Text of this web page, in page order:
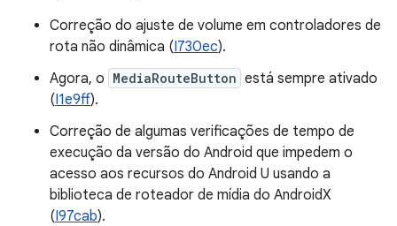
Correção do ajuste de volume em controladores de
rota não dinâmica (I730ec).
Agora, o MediaRouteButton está sempre ativado
(I1e9ff).
Correção de algumas verificações de tempo de
execução da versão do Android que impedem o
acesso aos recursos do Android U usando a
biblioteca de roteador de mídia do AndroidX
(I97cab).